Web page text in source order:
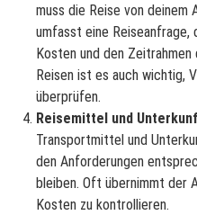
muss die Reise von deinem
umfasst eine Reiseanfrage,
Kosten und den
Reisen ist es auch wichtig,
überprüfen.
Reisemittel und
Transportmittel und
den Anforderungen
bleiben. Oft übernimmt der
Kosten zu kontrollieren.